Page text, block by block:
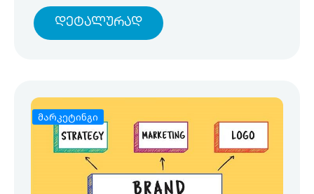
Დეტალურად
მარკეტინგი